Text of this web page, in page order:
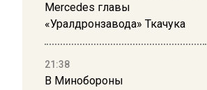
Mercedes главы
«Уралдронзавода» Ткачука
21:38
В Минобороны